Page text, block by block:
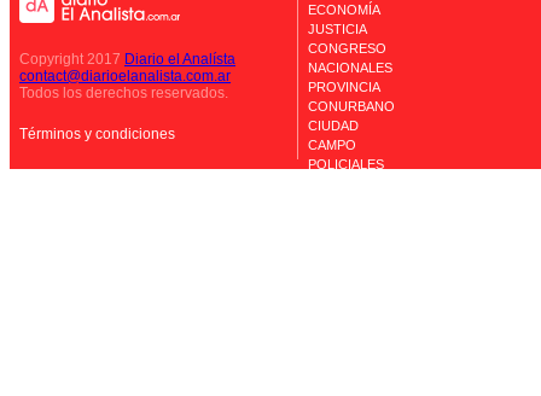
Copyright 2017 Diario el Analísta
contact@diarioelanalista.com.ar
Todos los derechos reservados.
Términos y condiciones
ECONOMÍA
JUSTICIA
CONGRESO
NACIONALES
PROVINCIA
CONURBANO
CIUDAD
CAMPO
POLICIALES